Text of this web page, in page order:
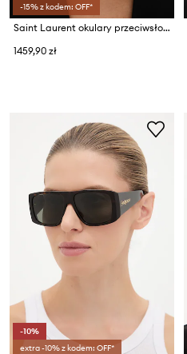
-15% z kodem: OFF*
Saint Laurent okulary przeciwsłoneczne damskie
1459,90 zł
-10%
extra -10% z kodem: OFF*